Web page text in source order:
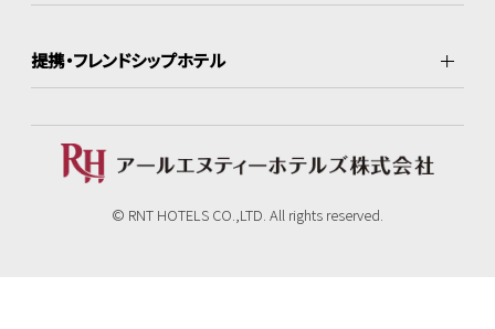
提携・フレンドシップホテル
© RNT HOTELS CO.,LTD. All rights reserved.